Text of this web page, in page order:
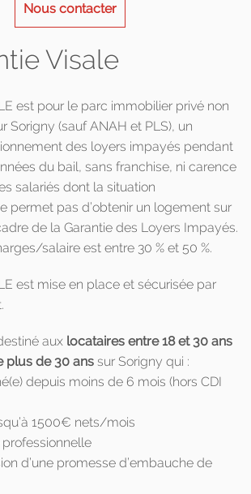
Nous contacter
Visale
est pour le parc immobilier privé non
Sorigny (sauf ANAH et PLS), un
des loyers impayés pendant
du bail, sans franchise, ni carence
salariés dont la situation
permet pas d’obtenir un logement sur
de la Garantie des Loyers Impayés.
salaire est entre 30 % et 50 %.
est mise en place et sécurisée par
aux locataires entre 18 et 30 ans
plus de 30 ans sur Sorigny qui :
depuis moins de 6 mois (hors CDI
1500€ nets/mois
d’une promesse d’embauche de